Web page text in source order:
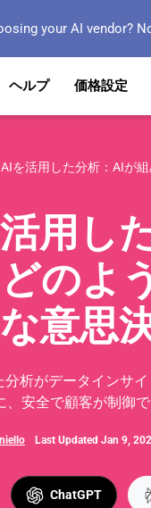
your AI vendor?
ヘルプ 価格設定
AIを活用した分析：AIが
用し
のよ
意思
分析がデータインサ
、安全で顧客が制御
Last Updated Jan 9,
ChatGPT